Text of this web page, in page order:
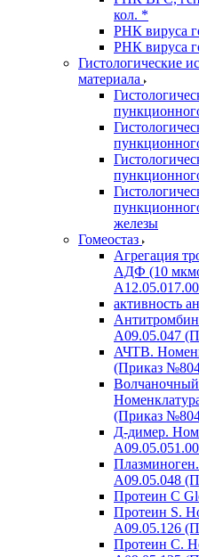
кол. *
РНК вируса
РНК вируса
Гистологические
материала
железы
Гомеостаз
Агрегация
АДФ (10
активность
A09.05.047
АЧТВ.
(Приказ
Волчаночный
(Приказ
Д-димер.
A09.05.048
Протеин C
Протеин S.
A09.05.126
Протеин С.